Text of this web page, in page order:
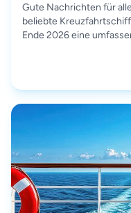
Gute Nachrichten für
beliebte
Ende 2026 eine